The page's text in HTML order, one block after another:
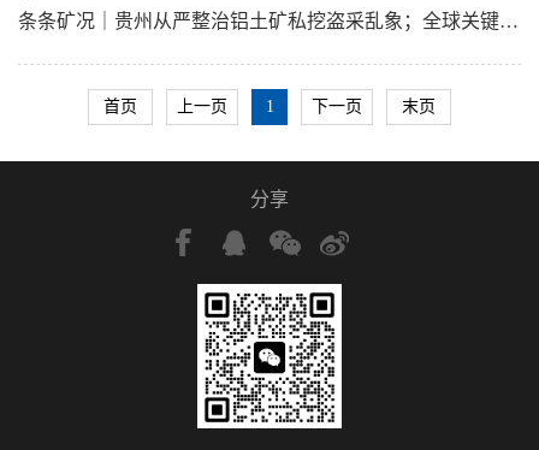
条条矿况｜贵州从严整治铝土矿私挖盗采乱象；全球关键矿产竞争更趋激烈；哈萨克斯坦两大钨矿项目进入关键阶段 ；印尼取消矿业利润分成
首页 上一页 1 下一页 末页
分享